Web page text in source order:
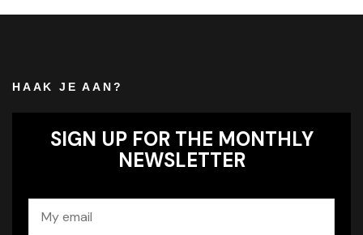
HAAK JE AAN?
SIGN UP FOR THE MONTHLY
NEWSLETTER